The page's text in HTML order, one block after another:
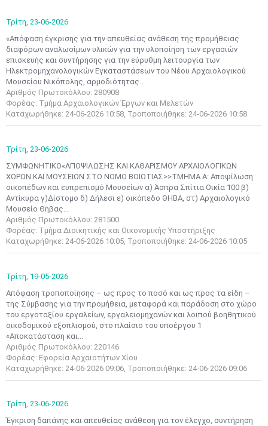
Τρίτη, 23-06-2026
«Απόφαση έγκρισης για την απευθείας ανάθεση της προμήθειας
διαφόρων αναλωσίμων υλικών για την υλοποίηση των εργασιών
επισκευής και συντήρησης για την εύρυθμη λειτουργία των
Ηλεκτρομηχανολογικών Εγκαταστάσεων του Νέου Αρχαιολογικού
Μουσείου Νικόπολης, αρμοδιότητας...
Αριθμός Πρωτοκόλλου: 280908
Φορέας: Τμήμα Αρχαιολογικών Έργων και Μελετών
Καταχωρήθηκε: 24-06-2026 10:58, Τροποποιήθηκε: 24-06-2026 10:58
Τρίτη, 23-06-2026
ΣΥΜΦΩΝΗΤΙΚΟ«ΑΠΟΨΙΛΩΣΗΣ ΚΑΙ ΚΑΘΑΡΙΣΜΟΥ ΑΡΧΑΙΟΛΟΓΙΚΩΝ
ΧΩΡΩΝ KAI MΟΥΣΕΙΩΝ ΣΤΟ ΝΟΜΟ ΒΟΙΩΤΙΑΣ>>ΤΜΗΜΑ Α: Αποψίλωση
οικοπέδων και ευπρεπισμό Μουσείων α) Άσπρα Σπίτια Οικία 100 β)
Αντίκυρα γ)Δίστομο δ) Δήλεσι ε) οικόπεδο ΘΗΒΑ, στ) Αρχαιολογικό
Μουσείο Θήβας...
Αριθμός Πρωτοκόλλου: 281500
Φορέας: Τμήμα Διοικητικής και Οικονομικής Υποστήριξης
Καταχωρήθηκε: 24-06-2026 10:05, Τροποποιήθηκε: 24-06-2026 10:05
Τρίτη, 19-05-2026
Απόφαση τροποποίησης – ως προς το ποσό και ως προς τα είδη –
της Σύμβασης για την προμήθεια, μεταφορά και παράδοση στο χώρο
του εργοταξίου εργαλείων, εργαλειομηχανών και λοιπού βοηθητικού
οικοδομικού εξοπλισμού, στο πλαίσιο του υποέργου 1
«Αποκατάσταση και...
Αριθμός Πρωτοκόλλου: 220146
Φορέας: Εφορεία Αρχαιοτήτων Χίου
Καταχωρήθηκε: 24-06-2026 09:06, Τροποποιήθηκε: 24-06-2026 09:06
Τρίτη, 23-06-2026
Έγκριση δαπάνης και απευθείας ανάθεση για τον έλεγχο, συντήρηση